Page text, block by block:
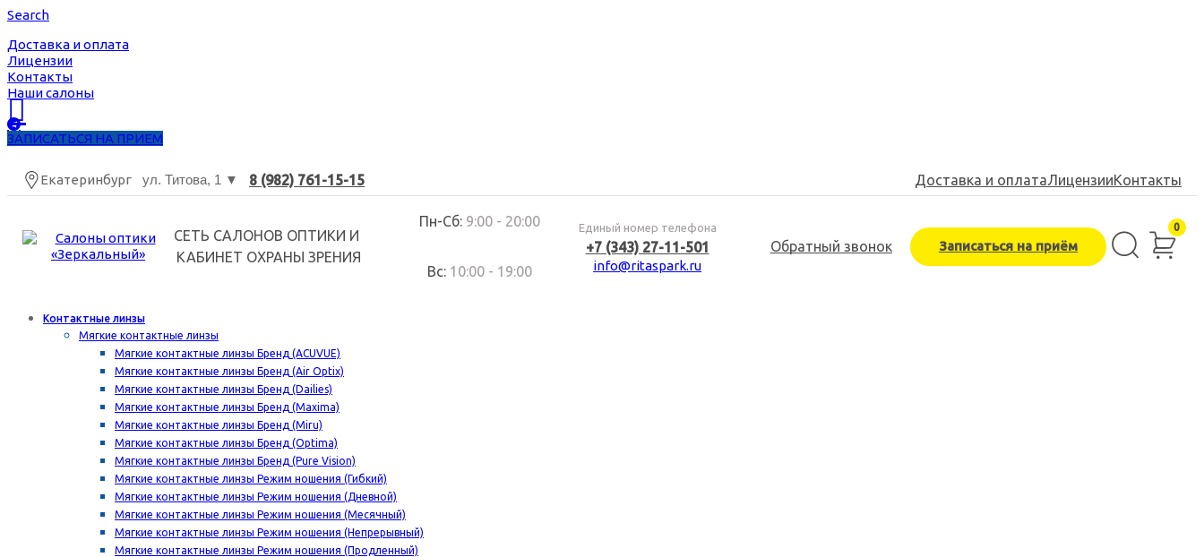
Search
Доставка и оплата
Лицензии
Контакты
Наши салоны
ЗАПИСАТЬСЯ НА ПРИЕМ
Екатеринбург ул. Титова, 1 ▼ 8 (982) 761-15-15 Доставка и оплатаЛицензииКонтакты
СЕТЬ САЛОНОВ ОПТИКИ И
КАБИНЕТ ОХРАНЫ ЗРЕНИЯ
Пн-Сб: 9:00 - 20:00
Вс: 10:00 - 19:00
Единый номер телефона
+7 (343) 27-11-501
info@ritaspark.ru
Обратный звонок Записаться на приём
0
Skip
Контактные линзы
Мягкие контактные линзы
Мягкие контактные линзы Бренд (ACUVUE)
Мягкие контактные линзы Бренд (Air Optix)
Мягкие контактные линзы Бренд (Dailies)
Мягкие контактные линзы Бренд (Maxima)
Мягкие контактные линзы Бренд (Miru)
Мягкие контактные линзы Бренд (Optima)
Мягкие контактные линзы Бренд (Pure Vision)
Мягкие контактные линзы Режим ношения (Гибкий)
Мягкие контактные линзы Режим ношения (Дневной)
Мягкие контактные линзы Режим ношения (Месячный)
Мягкие контактные линзы Режим ношения (Непрерывный)
Мягкие контактные линзы Режим ношения (Продленный)